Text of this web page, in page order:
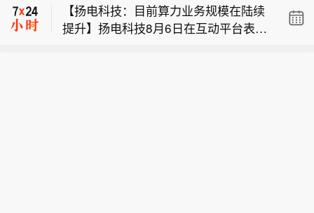
购茶饮品牌贡茶。具体交易财务条款未
披露。在满足惯常交割条件下，交易预
【扬电科技：目前算力业务规模在陆续
提升】扬电科技8月6日在互动平台表